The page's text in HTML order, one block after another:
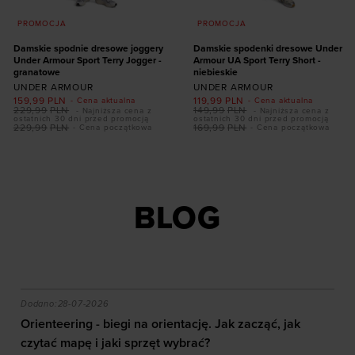
PROMOCJA
Damskie spodnie dresowe joggery
Under Armour Sport Terry Jogger -
granatowe
UNDER ARMOUR
- Cena aktualna
159,99 PLN
- Cena początkowa
229,99 PLN
229,99 PLN
- Najniższa cena z
ostatnich 30 dni przed promocją
PROMOCJA
Damskie spodenki dresowe Under
Armour UA Sport Terry Short -
niebieskie
UNDER ARMOUR
- Cena aktualna
119,99 PLN
- Cena początkowa
169,99 PLN
149,99 PLN
- Najniższa cena z
ostatnich 30 dni przed promocją
BLOG
efekty daje trening?
Orienteering - biegi na orientację. Jak zacząć, jak
Dodano:28-07-2026
Orienteering - biegi na orientację. Jak zacząć, jak
czytać mapę i jaki sprzęt wybrać?